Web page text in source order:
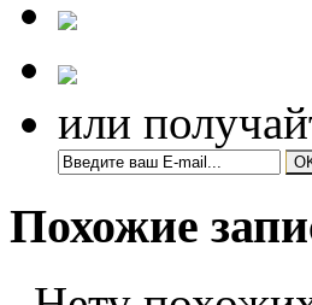
или
Похожие